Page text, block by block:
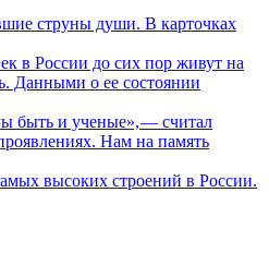
струны души. В карточках
в России до сих пор живут на
Данными о ее состоянии
быть и ученые», — считал
Нам на память
высоких строений в России.